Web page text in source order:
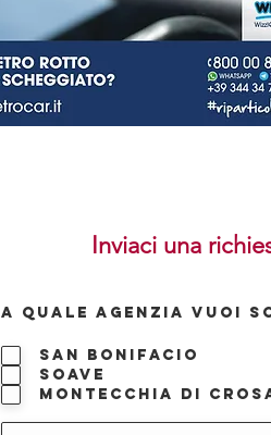
Inviaci una
A QUALE AGENZIA VUOI
San Bonifacio
Soave
Montecchia di